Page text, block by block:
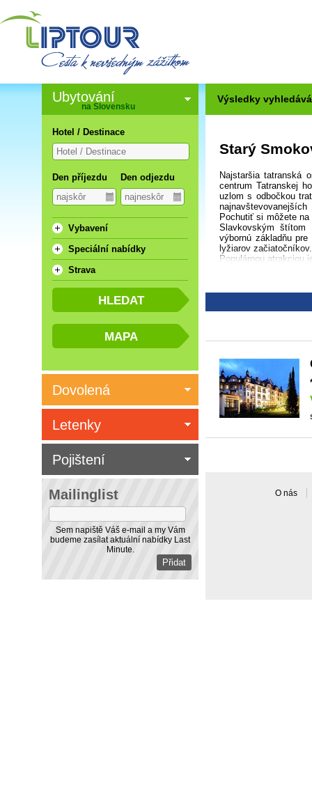
Výsledky
Starý
Najstaršia tatranská
centrum Tatranskej
uzlom s odbočkou
Pochutiť si môžete
Slavkovským štítom
výbornú základňu
lyžiarov začiatočníkov.
Populárnou atrakciou
O nás
Ubytování
na Slovensku
Hotel / Destinace
Den příjezdu Den odjezdu
Vybavení
Speciální nabídky
Strava
Dovolená
Mailinglist
Sem napiště Váš e-mail a my Vám
budeme zasílat aktuální nabídky Last
Minute.
Letenky
Pojištení